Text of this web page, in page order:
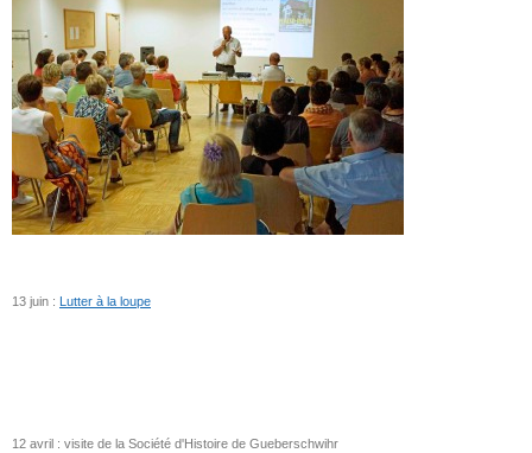
13 juin : Lutter à la loupe
12 avril : visite de la Société d'Histoire de Gueberschwihr